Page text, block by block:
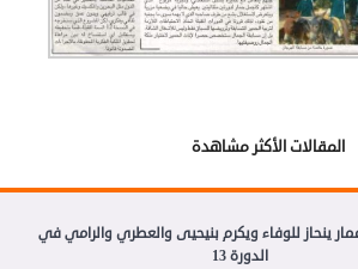
المقالات الأكثر مشاهدة
ينحاز للوفاء ويكرم بنيحيى والعطري والرامي في
الدورة 13